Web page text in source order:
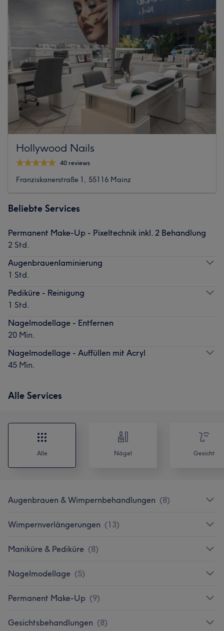
Hollywood Nails
40 reviews
Franziskanerstraße 1, 55116 Mainz
Beliebte Services
Permanent Make-Up - Pixeltechnik inkl. 2 Behandlung
2 Std.
Augenbrauenlaminierung
1 Std.
Pediküre - Reinigung
1 Std.
Nagelmodellage - Entfernen
20 Min.
Nagelmodellage - Auffüllen mit Acryl
45 Min.
Alle Services
Alle Nägel Gesicht
Augenbrauen & Wimpernbehandlungen (8)
Wimpernverlängerungen (13)
Maniküre & Pediküre (8)
Nagelmodellage (5)
Permanent Make-Up (9)
Gesichtsbehandlungen (8)